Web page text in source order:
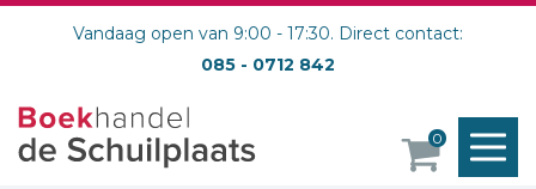
Vandaag open van 9:00 - 17:30. Direct contact:
085 - 0712 842
0